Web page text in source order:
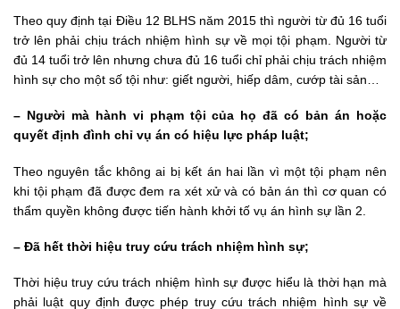
Theo quy định tại Điều 12 BLHS năm 2015 thì người từ đủ 16 tuổi
trở lên phải chịu trách nhiệm hình sự về mọi tội phạm. Người từ
đủ 14 tuổi trở lên nhưng chưa đủ 16 tuổi chỉ phải chịu trách nhiệm
hình sự cho một số tội như: giết người, hiếp dâm, cướp tài sản…
– Người mà hành vi phạm tội của họ đã có bản án hoặc
quyết định đình chỉ vụ án có hiệu lực pháp luật;
Theo nguyên tắc không ai bị kết án hai lần vì một tội phạm nên
khi tội phạm đã được đem ra xét xử và có bản án thì cơ quan có
thẩm quyền không được tiến hành khởi tố vụ án hình sự lần 2.
– Đã hết thời hiệu truy cứu trách nhiệm hình sự;
Thời hiệu truy cứu trách nhiệm hình sự được hiểu là thời hạn mà
phải luật quy định được phép truy cứu trách nhiệm hình sự về